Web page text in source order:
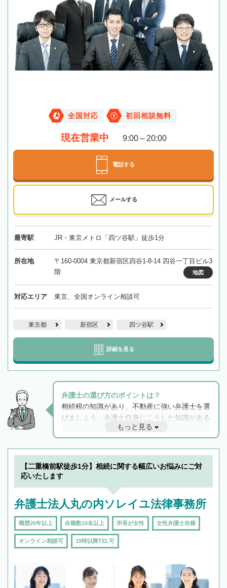
全国対応 初回相談無料
現在営業中 9:00～20:00
電話する
メールする
最寄駅 JR・東京メトロ「四ツ谷駅」徒歩1分
所在地
〒160-0004 東京都新宿区四谷1-8-14 四谷一丁目ビル3
階
地図
対応エリア 東京、全国オンライン相談可
東京都 新宿区 四ツ谷駅
詳細を見る
弁護士の選び方のポイントは？
相続税の知識があり、不動産に強い弁護士を選
びましょう。弁護士自身にこうした知識がある
と他士業との連携もスムーズに進み、トラブル
解決のみならず相続をトータルで任せることが
できます。また、相続は感情がからむ分野なの
でフィーリングも重要です。実際に電話や面談
で複数の弁護士と会話をしてウマが合う方に依
もっと見る
【二重橋前駅徒歩1分】相続に関する幅広いお悩みにご対
応いたします
弁護士法人丸の内ソレイユ法律事務所
職歴20年以上 在籍数10名以上 所長が女性 女性弁護士在籍
オンライン相談可 19時以降TEL可